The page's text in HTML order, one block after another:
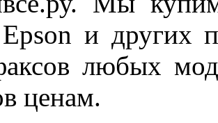
и других
любых
ценам.